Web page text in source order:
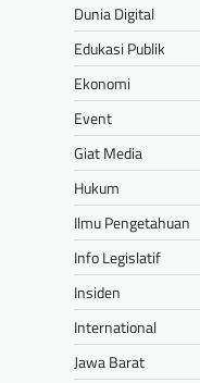
Dunia Digital
Edukasi Publik
Ekonomi
Event
Giat Media
Hukum
Ilmu Pengetahuan
Info Legislatif
Insiden
International
Jawa Barat